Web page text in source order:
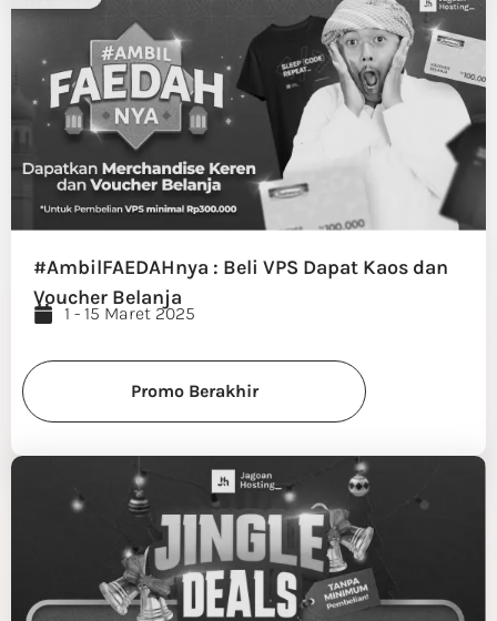
#AmbilFAEDAHnya : Beli VPS Dapat Kaos dan
Voucher Belanja
1 - 15 Maret 2025
Promo Berakhir